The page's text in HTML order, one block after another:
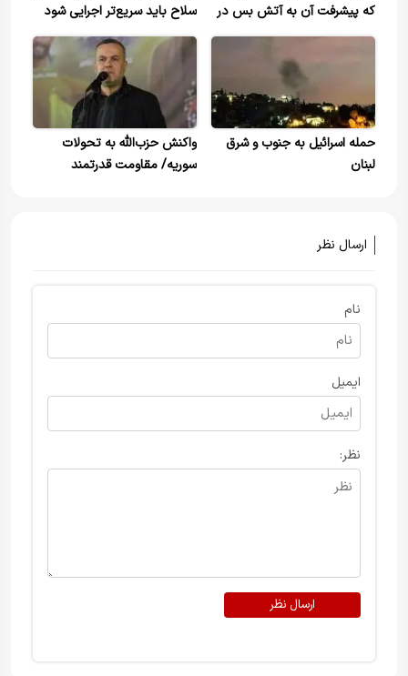
که پیشرفت آن به آتش بس در
لبنان گره خورده است نخست
وزیر لبنان سفرش به آمریکا را به
تعویق انداخت
سلاح باید سریع‌تر اجرایی شود
حمله اسرائیل به جنوب و شرق
لبنان
واکنش حزب‌الله به تحولات
سوریه/ مقاومت قدرتمند
ارسال نظر
نام
ایمیل
نظر:
ارسال نظر